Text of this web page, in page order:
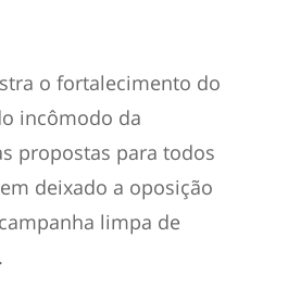
o fortalecimento do
incômodo da
propostas para todos
deixado a oposição
limpa de